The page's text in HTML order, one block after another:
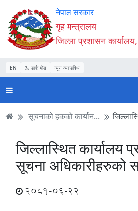
Accessibility
Mode
सुरु
गर्नुहोस्
सामाग्री
पढ्नुहाेस्
नेभिगेसन
पढ्नुहाेस्
वेबसाइट
खोजमा
जानुहोस्
नेपाल सरकार
गृह मन्त्रालय
जिल्ला प्रशासन
EN डार्क मोड न्यून व्यान्डविथ
सूचनाको हकको कार्यान...
जिल्लास्थित कार्यालय
सूचना अधिकारीहरुको
2081-06-22